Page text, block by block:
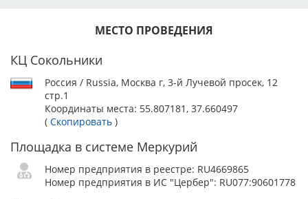
МЕСТО ПРОВЕДЕНИЯ
КЦ Сокольники
Россия / Russia, Москва г, 3-й Лучевой просек, 12
стр.1
Координаты места: 55.807181, 37.660497
( Скопировать )
Площадка в системе Меркурий
Номер предприятия в реестре: RU4669865
Номер предприятия в ИС "Цербер": RU077:90601778